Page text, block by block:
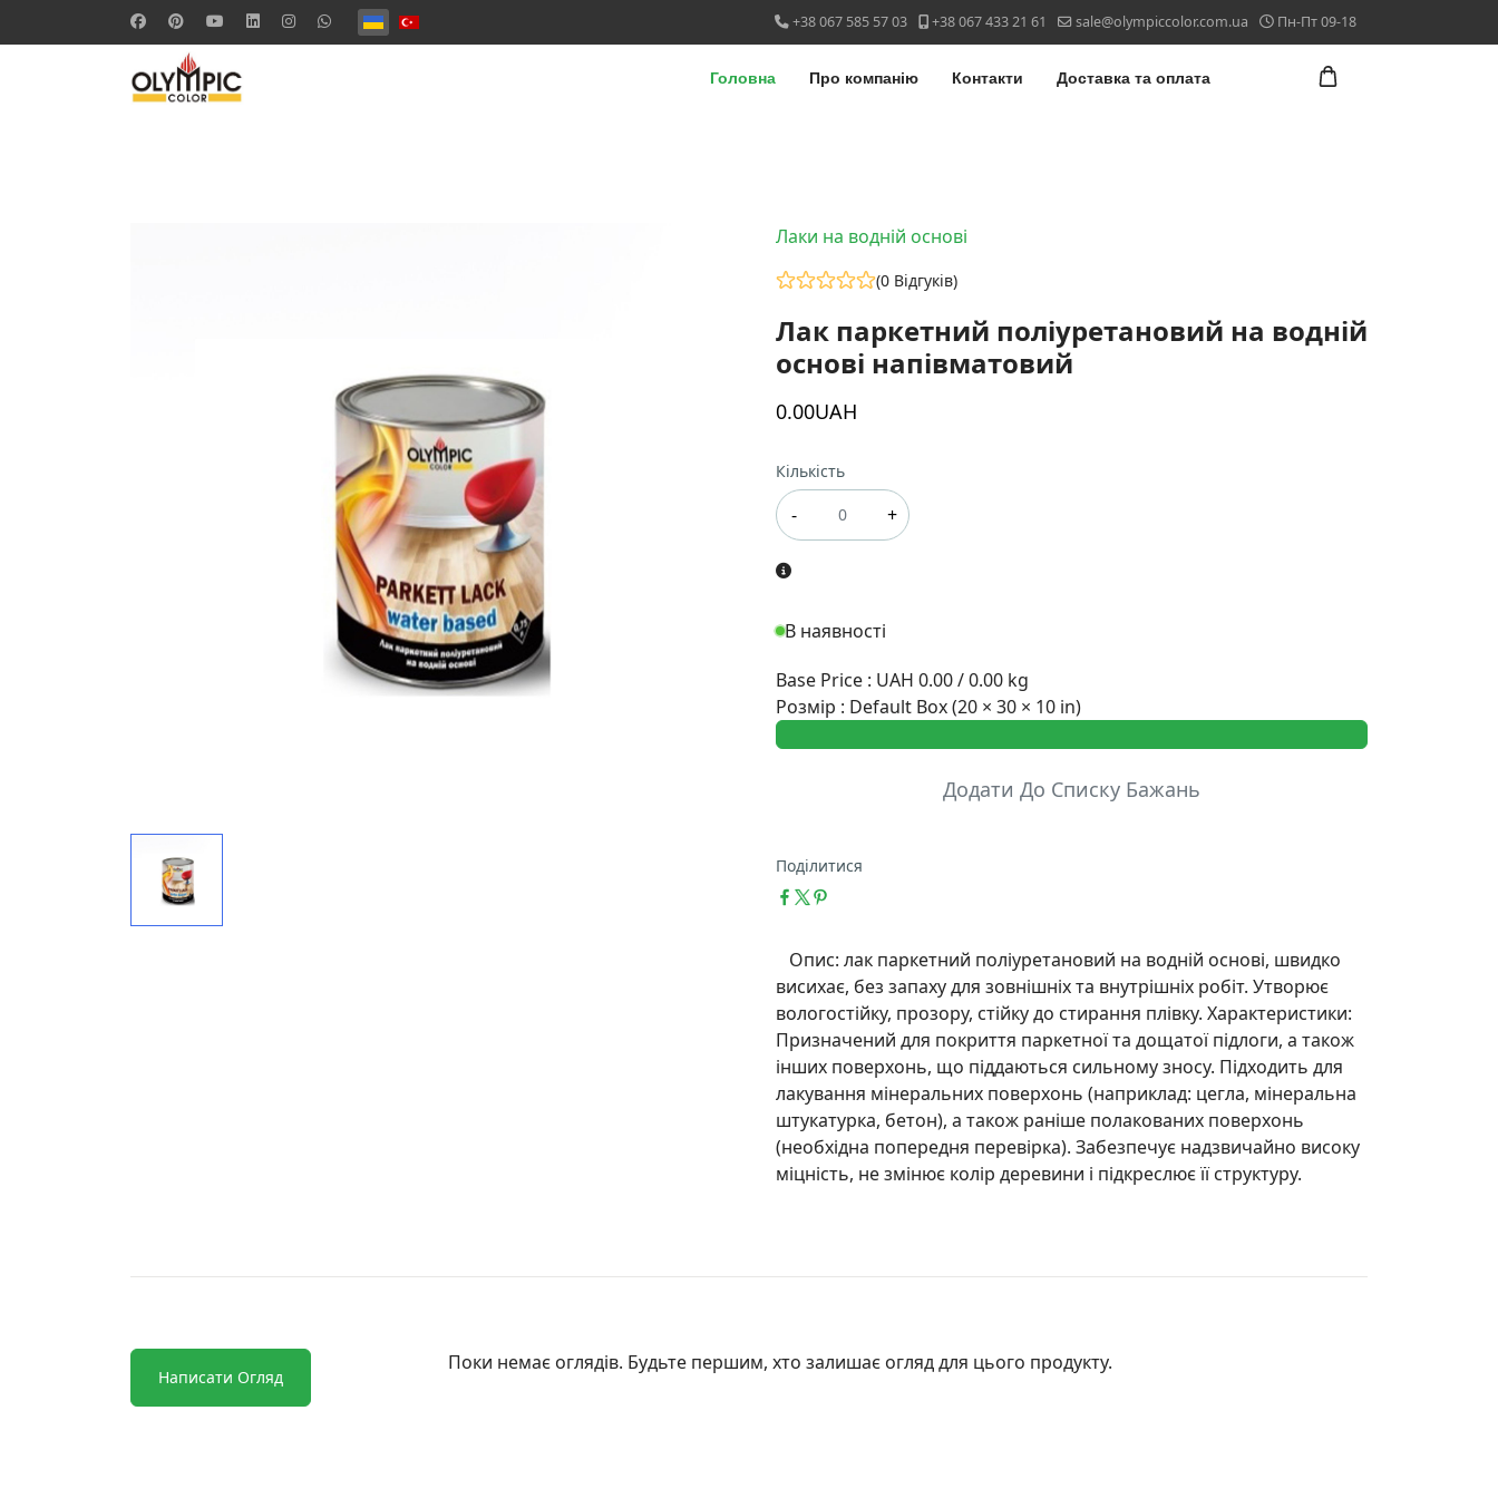
Оберіть свою мову +38 067 585 57 03 +38 067 433 21 61 sale@olympiccolor.com.ua Пн-Пт 09-18
Головна Про компанію Контакти Доставка та оплата
Лаки на водній основі
(0 Відгуків)
Лак паркетний поліуретановий на водній
основі напівматовий
0.00UAH
Кількість
- +
В наявності
Base Price : UAH 0.00 / 0.00 kg
Розмір : Default Box (20 × 30 × 10 in)
Додати До Списку Бажань
Поділитися
Опис: лак паркетний поліуретановий на водній основі, швидко
висихає, без запаху для зовнішніх та внутрішніх робіт. Утворює
вологостійку, прозору, стійку до стирання плівку. Характеристики:
Призначений для покриття паркетної та дощатої підлоги, а також
інших поверхонь, що піддаються сильному зносу. Підходить для
лакування мінеральних поверхонь (наприклад: цегла, мінеральна
штукатурка, бетон), а також раніше полакованих поверхонь
(необхідна попередня перевірка). Забезпечує надзвичайно високу
міцність, не змінює колір деревини і підкреслює її структуру.
Написати Огляд
Поки немає оглядів. Будьте першим, хто залишає огляд для цього продукту.